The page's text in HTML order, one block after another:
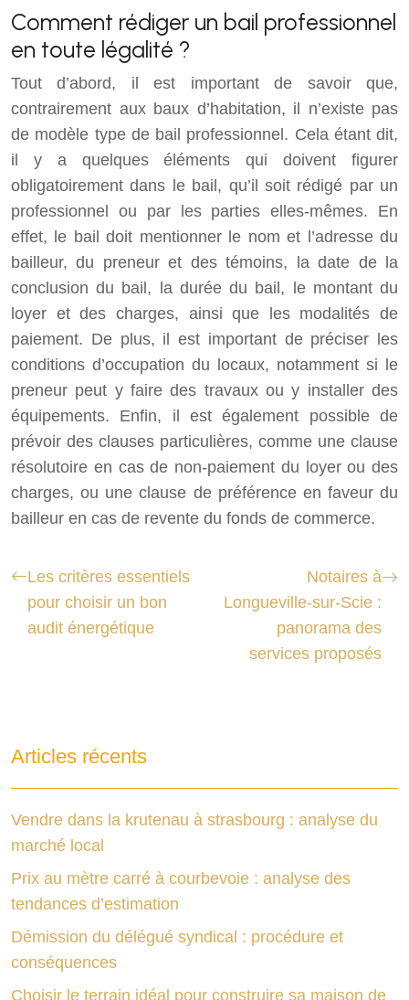
Comment rédiger un bail professionnel
en toute légalité ?
Tout d’abord, il est important de savoir que,
contrairement aux baux d’habitation, il n’existe pas
de modèle type de bail professionnel. Cela étant dit,
il y a quelques éléments qui doivent figurer
obligatoirement dans le bail, qu’il soit rédigé par un
professionnel ou par les parties elles-mêmes. En
effet, le bail doit mentionner le nom et l’adresse du
bailleur, du preneur et des témoins, la date de la
conclusion du bail, la durée du bail, le montant du
loyer et des charges, ainsi que les modalités de
paiement. De plus, il est important de préciser les
conditions d’occupation du locaux, notamment si le
preneur peut y faire des travaux ou y installer des
équipements. Enfin, il est également possible de
prévoir des clauses particulières, comme une clause
résolutoire en cas de non-paiement du loyer ou des
charges, ou une clause de préférence en faveur du
bailleur en cas de revente du fonds de commerce.
Les critères essentiels
pour choisir un bon
audit énergétique
Notaires à
Longueville-sur-Scie :
panorama des
services proposés
Articles récents
Vendre dans la krutenau à strasbourg : analyse du
marché local
Prix au mètre carré à courbevoie : analyse des
tendances d’estimation
Démission du délégué syndical : procédure et
conséquences
Choisir le terrain idéal pour construire sa maison de